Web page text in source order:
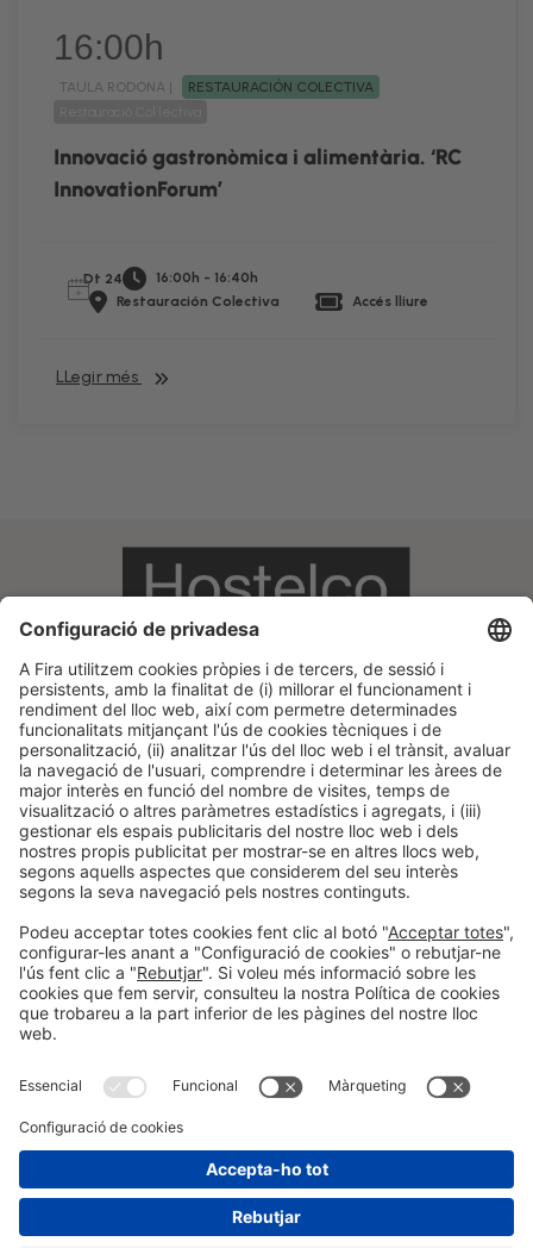
16:00h
TAULA RODONA |
RESTAURACIÓN COLECTIVA
Innovació gastronòmica i alimentària. ‘RC
InnovationForum’
Dt 24
16:00h - 16:40h
Restauración Colectiva
Accés lliure
LLegir més
Informació legal
Avís legal
Política de privacitat
Política de cookies
#HOSTELCO2026
a les xarxes socials